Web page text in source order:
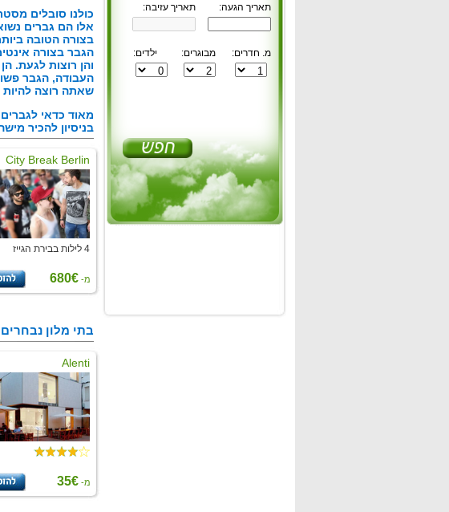
תאריך הגעה: תאריך עזיבה:
מ. חדרים: מבוגרים: ילדים:
כולנו סובלים
אלו הם גברים
בצורה הטובה
הגבר בצורה
והן רוצות לגעת.
העבודה, הגבר
שאתה רוצה להיות
מאוד כדאי
בניסיון להכיר
City Break Berlin
4 לילות בבירת הגייז
מ- 680€
בתי מלון נבחרים
Alenti
מ- 35€